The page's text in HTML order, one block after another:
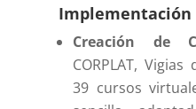
Implementación
Creación de
CORPLAT,
39 cursos